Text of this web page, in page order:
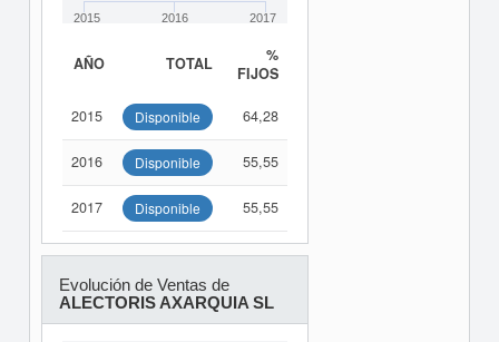
2015 2016 2017
AÑO TOTAL
%
FIJOS
2015 Disponible 64,28
2016 Disponible 55,55
2017 Disponible 55,55
Evolución de Ventas de
ALECTORIS AXARQUIA SL